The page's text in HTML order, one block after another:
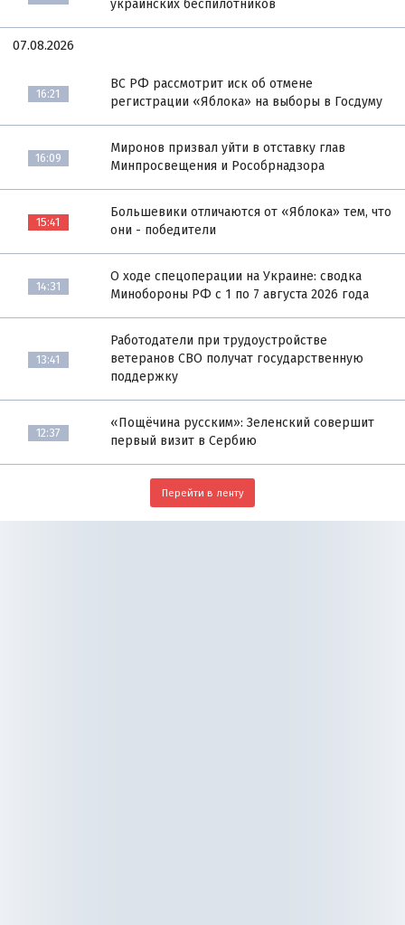
украинских беспилотников
07.08.2026
16:21
ВС РФ рассмотрит иск об отмене
регистрации «Яблока» на выборы в Госдуму
16:09
Миронов призвал уйти в отставку глав
Минпросвещения и Рособрнадзора
15:41
Большевики отличаются от «Яблока» тем, что
они - победители
14:31
О ходе спецоперации на Украине: сводка
Минобороны РФ с 1 по 7 августа 2026 года
13:41
Работодатели при трудоустройстве
ветеранов СВО получат государственную
поддержку
12:37
«Пощёчина русским»: Зеленский совершит
первый визит в Сербию
Перейти в ленту